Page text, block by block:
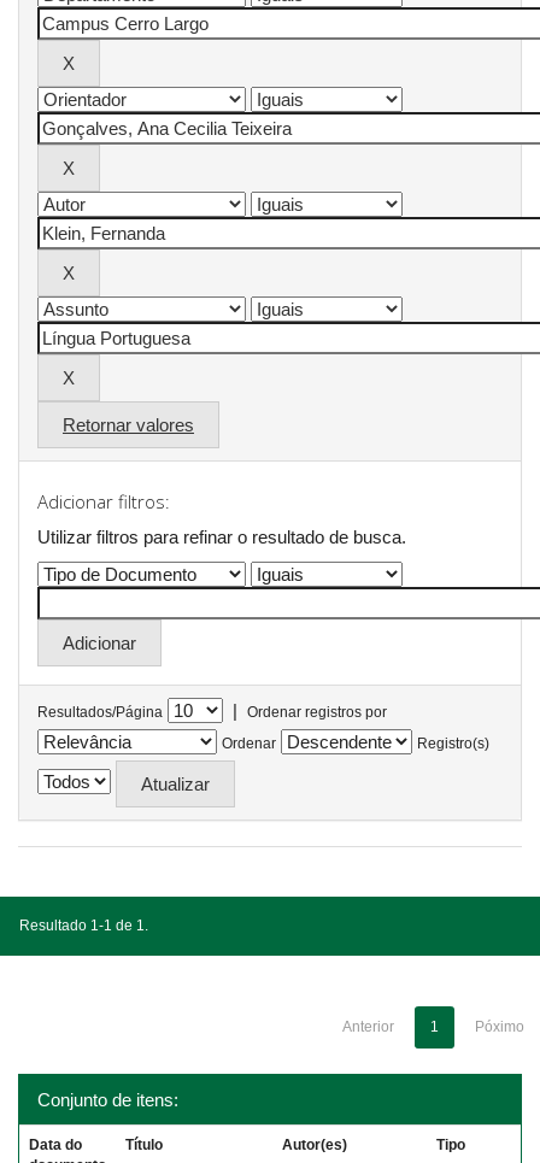
Retornar valores
Adicionar filtros:
Utilizar filtros para refinar o resultado de busca.
Resultados/Página |
Ordenar registros por
Ordenar
Registro(s)
Resultado 1-1 de 1.
Anterior 1 Póximo
Conjunto de itens:
Data do
Título Autor(es) Tipo